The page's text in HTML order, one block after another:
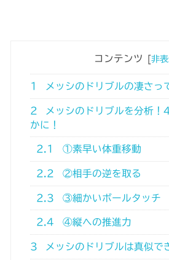
コンテンツ 非
1 メッシのドリブルの凄さっ
2
メッシのドリブルを分析！
かに！
2.1 ①素早い体重移動
2.2 ②相手の逆を取る
2.3 ③細かいボールタッチ
2.4 ④縦への推進力
3 メッシのドリブルは真似で